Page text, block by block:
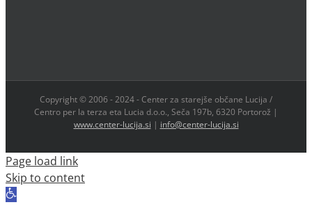
Copyright © 2006 - 2024 - Center za starejše občane Lucija /
Centro per la terza eta Lucia d.o.o., Seča 197b, 6320 Portorož |
www.center-lucija.si | info@center-lucija.si
Page load link
Skip to content
Open